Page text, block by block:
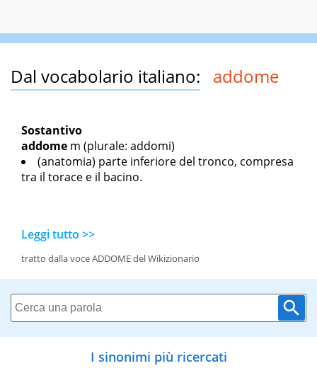
Dal vocabolario italiano: addome
Sostantivo
addome m (plurale: addomi)
(anatomia) parte inferiore del tronco, compresa
tra il torace e il bacino.
Leggi tutto >>
tratto dalla voce ADDOME del Wikizionario
I sinonimi più ricercati